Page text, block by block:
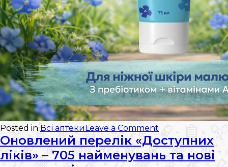
Posted in Всі аптекиLeave a Comment
Новинка
в
асортименті
Оновлений перелік «Доступних
ліків» – 705 найменувань та нові